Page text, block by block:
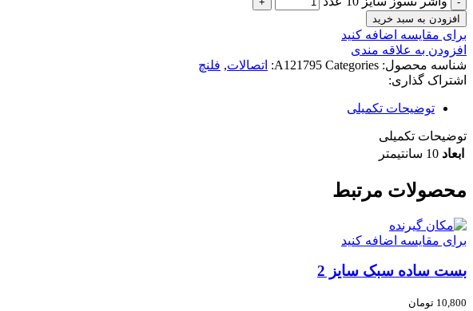
افزودن به سبد خرید
برای مقایسه اضافه کنید
افزودن به علاقه مندی
شناسه محصول:
A121795 Categories: اتصالات, فلنچ
اشتراک گذاری:
توضیحات تکمیلی
توضیحات تکمیلی
ابعاد 10 سانتیمتر
محصولات مرتبط
برای مقایسه اضافه کنید
بست ساده سبک سایز 2
10,800 تومان